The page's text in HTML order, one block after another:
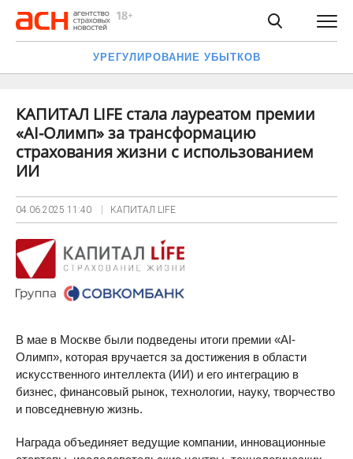
УРЕГУЛИРОВАНИЕ УБЫТКОВ
КАПИТАЛ LIFE стала лауреатом премии
«AI-Олимп» за трансформацию
страхования жизни с использованием
ИИ
04.06.2025 11:40 КАПИТАЛ LIFE
В мае в Москве были подведены итоги премии «AI-
Олимп», которая вручается за достижения в области
искусственного интеллекта (ИИ) и его интеграцию в
бизнес, финансовый рынок, технологии, науку, творчество
и повседневную жизнь.
Награда объединяет ведущие компании, инновационные